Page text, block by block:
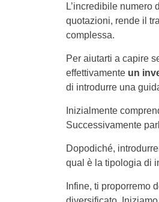
L’incredibile
quotazioni, rende il
complessa.
Per aiutarti a capire
effettivamenteun
di introdurre una
Inizialmente
Successivamente
Dopodiché,
qual è la tipologia di
Infine, ti proporremo